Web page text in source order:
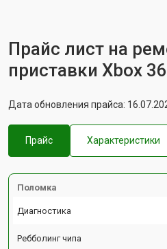
Прайс лист на
приставки Xbox
Дата обновления прайса:
Прайс Характеристики
Поломка
Диагностика
Ребболинг чипа